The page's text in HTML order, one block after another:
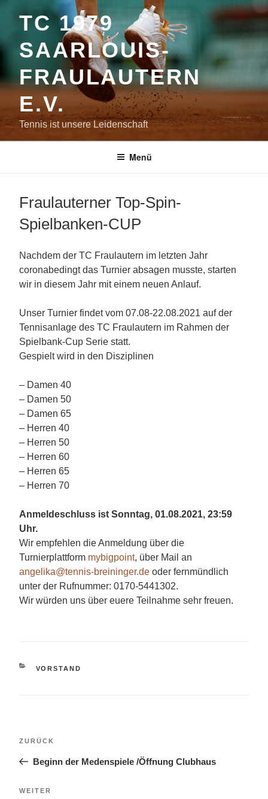
InhaltTC 1979
SAARLOUIS-
FRAULAUTERN
E.V.
Tennis ist unsere Leidenschaft
Menü
Fraulauterner Top-Spin-
Spielbanken-CUP
Nachdem der TC Fraulautern im letzten Jahr
coronabedingt das Turnier absagen musste, starten
wir in diesem Jahr mit einem neuen Anlauf.
Unser Turnier findet vom 07.08-22.08.2021 auf der
Tennisanlage des TC Fraulautern im Rahmen der
Spielbank-Cup Serie statt.
Gespielt wird in den Disziplinen
– Damen 40
– Damen 50
– Damen 65
– Herren 40
– Herren 50
– Herren 60
– Herren 65
– Herren 70
Anmeldeschluss ist Sonntag, 01.08.2021, 23:59
Uhr.
Wir empfehlen die Anmeldung über die
Turnierplattform mybigpoint, über Mail an
angelika@tennis-breininger.de oder fernmündlich
unter der Rufnummer: 0170-5441302.
Wir würden uns über euere Teilnahme sehr freuen.
KATEGORIEN
VORSTAND
Vorheriger
ZURÜCK
Beginn der Medenspiele /Öffnung Clubhaus
Nächster
WEITER